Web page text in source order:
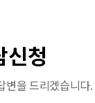
신청
변을 드리겠습니다.